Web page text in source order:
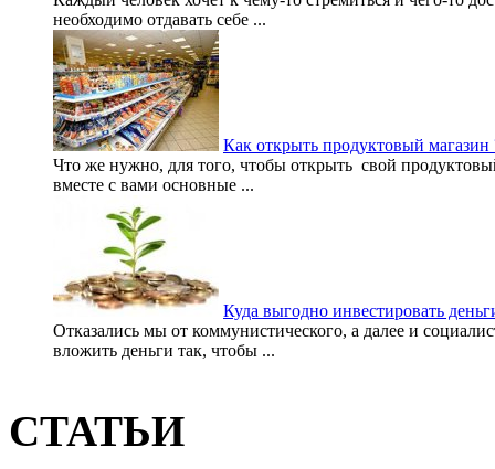
необходимо отдавать себе ...
Как открыть продуктовый магазин
Что же нужно, для того, чтобы открыть свой
вместе с вами основные ...
Куда выгодно инвестировать
Отказались мы от коммунистического, а далее и
вложить деньги так, чтобы ...
СТАТЬИ